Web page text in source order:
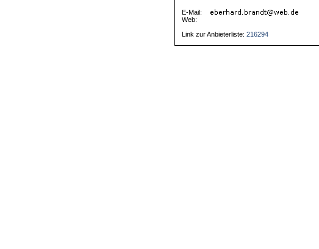
E-Mail:
Web:
Link zur Anbieterliste:216294